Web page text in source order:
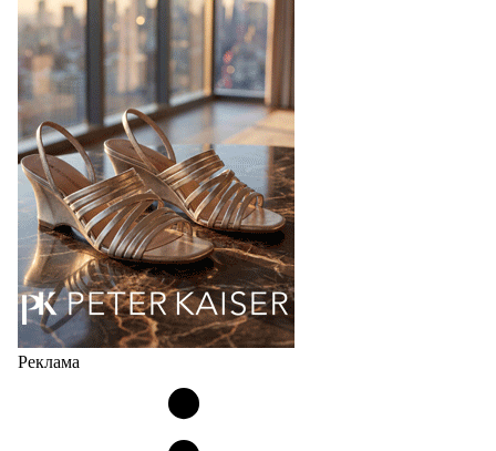
Популярный силуэт бренда,1999 года выпуска,
соответствует сегодняшнему тренду на
сникерины (гибридный вариант балеток и
кроссовок обтекаемой формы и с тонкой подошвой).
Но в модели Miu Miu Bubble присутствует еще и…
05.08.2026 3674
Реклама